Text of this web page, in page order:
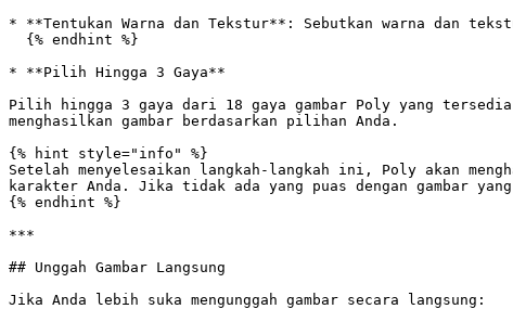
* **Tentukan Warna dan Tekstur**: Sebutkan warna dan
* **Pilih Hingga 3 Gaya**
Pilih hingga 3 gaya dari 18 gaya gambar Poly yang
menghasilkan gambar berdasarkan pilihan Anda.
{% hint style="info" %}
Setelah menyelesaikan langkah-langkah ini, Poly akan
karakter Anda. Jika tidak ada yang puas dengan gambar
{% endhint %}
***
## Unggah Gambar Langsung
Jika Anda lebih suka mengunggah gambar secara langsung: